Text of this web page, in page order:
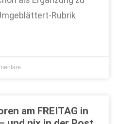
Rubrik
am FREITAG in